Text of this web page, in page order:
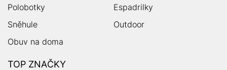
Polobotky
Espadrilky
Sněhule
Outdoor
Obuv na doma
TOP ZNAČKY